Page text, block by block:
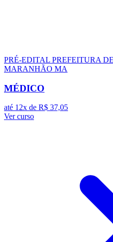
PRÉ-EDITAL PREFEITURA
MARANHÃO MA
MÉDICO
até 12x de R$ 37,05
Ver curso